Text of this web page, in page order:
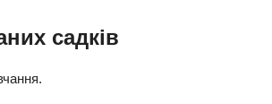
садків